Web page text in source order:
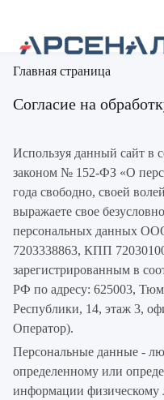
Главная страница
Согласие на
Используя данный сайт в
законом № 152-ФЗ «О
года свободно, своей
выражаете свое
персональных данных
7203338863, КПП
зарегистрированным в
РФ по адресу: 625003,
Республики, 14, этаж 3,
Оператор).
Персональные данные -
определенному или
информации физическому